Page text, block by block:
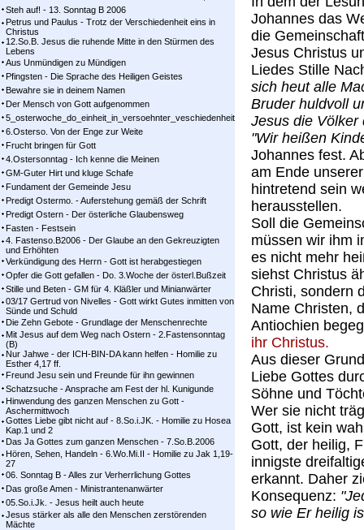
Steh auf! - 13. Sonntag B 2006
Petrus und Paulus - Trotz der Verschiedenheit eins in
Christus
12.So.B. Jesus die ruhende Mitte in den Stürmen des
Lebens
Aus Unmündigen zu Mündigen
Pfingsten - Die Sprache des Heiligen Geistes
Bewahre sie in deinem Namen
Der Mensch von Gott aufgenommen
5_osterwoche_do_einheit_in_versoehnter_veschiedenheit
6.Osterso. Von der Enge zur Weite
Frucht bringen für Gott
4.Ostersonntag - Ich kenne die Meinen
GM-Guter Hirt und kluge Schafe
Fundament der Gemeinde Jesu
Predigt Ostermo. - Auferstehung gemäß der Schrift
Predigt Ostern - Der österliche Glaubensweg
Fasten - Festsein
4. Fastenso.B2006 - Der Glaube an den Gekreuzigten
und Erhöhten
Verkündigung des Herrn - Gott ist herabgestiegen
Opfer die Gott gefallen - Do. 3.Woche der österl.Bußzeit
Stille und Beten - GM für 4. Kläßler und Minianwärter
03/17 Gertrud von Nivelles - Gott wirkt Gutes inmitten von
Sünde und Schuld
Die Zehn Gebote - Grundlage der Menschenrechte
Mit Jesus auf dem Weg nach Ostern - 2.Fastensonntag
(B)
Nur Jahwe - der ICH-BIN-DA kann helfen - Homilie zu
Esther 4,17 ff.
Freund Jesu sein und Freunde für ihn gewinnen
Schatzsuche - Ansprache am Fest der hl. Kunigunde
Hinwendung des ganzen Menschen zu Gott -
Aschermittwoch
Gottes Liebe gibt nicht auf - 8.So.i.JK. - Homilie zu Hosea
Kap.1 und 2
Das Ja Gottes zum ganzen Menschen - 7.So.B.2006
Hören, Sehen, Handeln - 6.Wo.Mi.II - Homilie zu Jak 1,19-
27
06. Sonntag B - Alles zur Verherrlichung Gottes
Das große Amen - Ministrantenanwärter
05.So.i.Jk. - Jesus heilt auch heute
Jesus stärker als alle den Menschen zerstörenden
Mächte
Johannes das
die
Jesus Christus
Liedes Stille
sich heut alle
Bruder huldvoll
Jesus die Völker
"Wir heißen
Johannes fest.
am Ende
hintretend sein
herausstellen.
Soll die
müssen wir ihm
es nicht mehr
siehst Christus
Christi, sondern
Name Christen,
Antiochien
ihr Christus.
Aus dieser
Liebe Gottes
Söhne und
Wer sie nicht
Gott, ist kein
Gott, der heilig,
innigste
erkannt. Daher
Konsequenz:
so wie Er heilig